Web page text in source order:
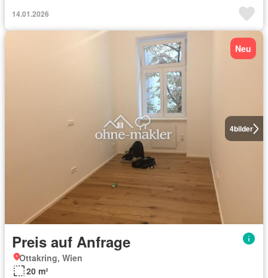
14.01.2026
4bilder
Neu
Preis auf Anfrage
Ottakring, Wien
20 m²